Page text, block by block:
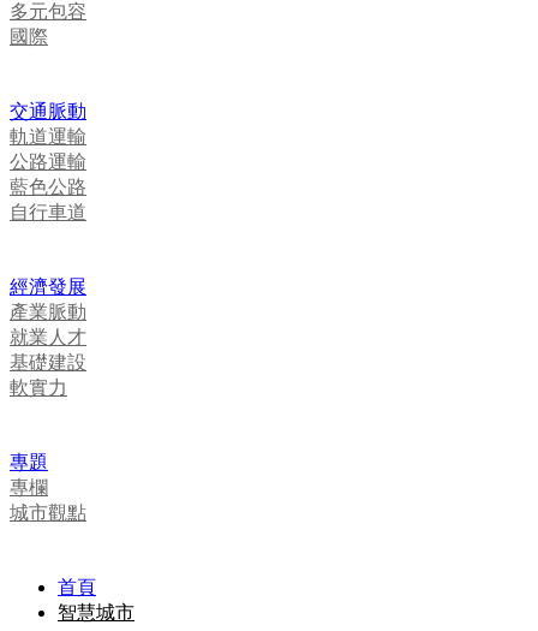
多元包容
國際
交通脈動
軌道運輸
公路運輸
藍色公路
自行車道
經濟發展
產業脈動
就業人才
基礎建設
軟實力
專題
專欄
城市觀點
首頁
智慧城市